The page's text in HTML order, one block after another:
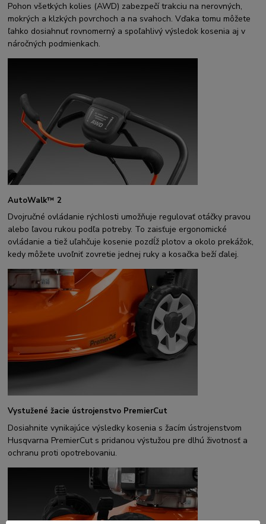
Pohon všetkých kolies (AWD) zabezpečí trakciu na nerovných,
mokrých a klzkých povrchoch a na svahoch. Vďaka tomu môžete
ľahko dosiahnuť rovnomerný a spoľahlivý výsledok kosenia aj v
náročných podmienkach.
AutoWalk™ 2
Dvojručné ovládanie rýchlosti umožňuje regulovať otáčky pravou
alebo ľavou rukou podľa potreby. To zaisťuje ergonomické
ovládanie a tiež uľahčuje kosenie pozdĺž plotov a okolo prekážok,
kedy môžete uvoľniť zovretie jednej ruky a kosačka beží ďalej.
Vystužené žacie ústrojenstvo PremierCut
Dosiahnite vynikajúce výsledky kosenia s žacím ústrojenstvom
Husqvarna PremierCut s pridanou výstužou pre dlhú životnosť a
ochranu proti opotrebovaniu.